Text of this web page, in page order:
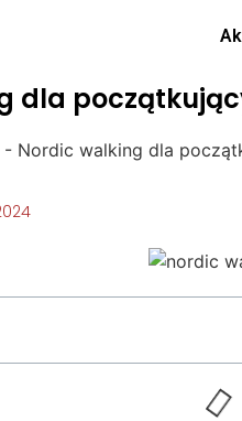
dla
- Nordic walking dla